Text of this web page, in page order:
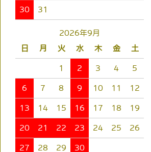
30 31
2026年9月
日
月 火 水 木 金 土
1 2 3 4 5
6 7 8 9 10 11 12
13 14 15 16 17 18 19
20 21 22 23 24 25 26
27 28 29 30